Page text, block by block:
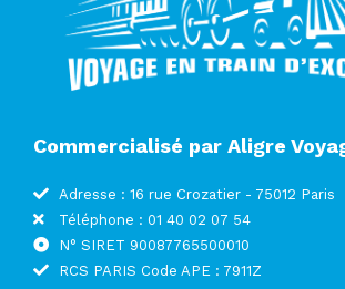
Commercialisé par Aligre
Adresse : 16 rue Crozatier - 75012 Paris
Téléphone : 01 40 02 07 54
N° SIRET 90087765500010
RCS PARIS Code APE : 7911Z